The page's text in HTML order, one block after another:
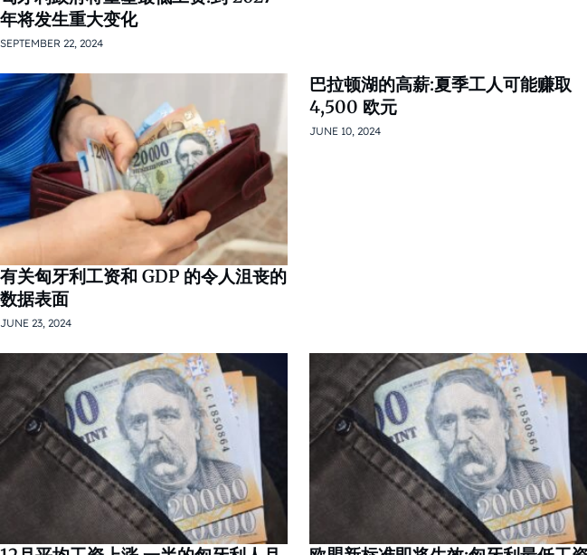
年将发生重大变化
SEPTEMBER 22, 2024
有关匈牙利工资和 GDP 的令人沮丧的
数据表面
JUNE 23, 2024
巴拉顿湖的高薪:夏季工人可能赚取
4,500 欧元
JUNE 10, 2024